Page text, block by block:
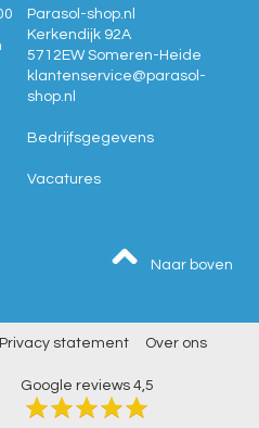
Parasol-shop.nl
Kerkendijk 92A
5712EW Someren-Heide
klantenservice@parasol-
shop.nl
Bedrijfsgegevens
Vacatures
Naar boven
Privacy statement Over ons
Google reviews 4,5